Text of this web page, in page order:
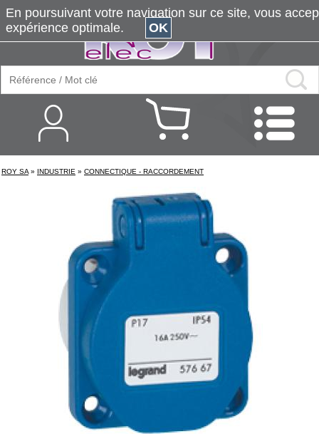
ROY SA » INDUSTRIE » CONNECTIQUE - RACCORDEMENT
En poursuivant votre navigation sur ce site, vous
expérience optimale.
OK